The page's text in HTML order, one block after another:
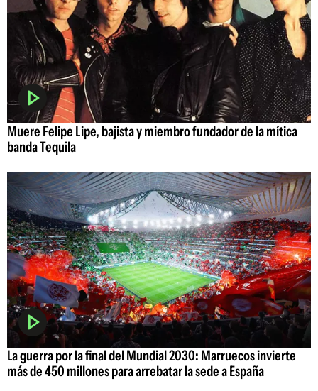
Muere Felipe Lipe, bajista y miembro fundador de la mítica
banda Tequila
La guerra por la final del Mundial 2030: Marruecos invierte
más de 450 millones para arrebatar la sede a España